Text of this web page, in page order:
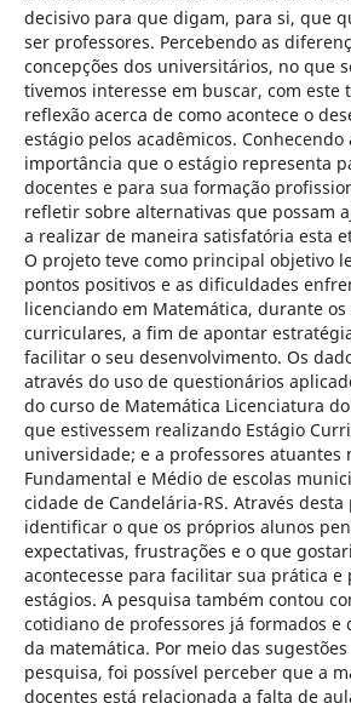
decisivo para que digam, para si, que
ser professores. Percebendo as
concepções dos universitários, no que
tivemos interesse em buscar, com este
reflexão acerca de como acontece o
estágio pelos acadêmicos.
importância que o estágio representa
docentes e para sua formação
refletir sobre alternativas que possam
a realizar de maneira satisfatória esta
O projeto teve como principal objetivo
pontos positivos e as dificuldades
licenciando em Matemática, durante os
curriculares, a fim de apontar
facilitar o seu desenvolvimento. Os
através do uso de questionários
do curso de Matemática Licenciatura do
que estivessem realizando Estágio
universidade; e a professores atuantes
Fundamental e Médio de escolas
cidade de Candelária-RS. Através
identificar o que os próprios alunos
expectativas, frustrações e o que
acontecesse para facilitar sua prática e
estágios. A pesquisa também contou
cotidiano de professores já formados e
da matemática. Por meio das
pesquisa, foi possível perceber que a
docentes está relacionada a falta de